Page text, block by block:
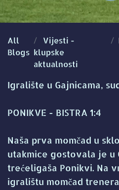
All
Blogs
Vijesti -
klupske
aktualnosti
Igralište u Gajnicama,
PONIKVE - BISTRA 1:4
Naša prva momčad u
utakmice gostovala je u
trećeligaša Ponikvi. Na
igralištu momčad